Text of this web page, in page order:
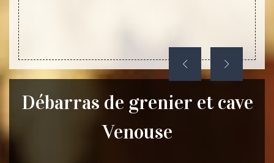
Débarras de grenier et cave
Venouse